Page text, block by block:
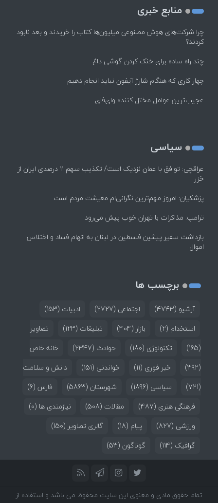
منابع خبری
چرا شرکت‌های هوش مصنوعی میلیون‌ها کتاب را خریدند و بعد نابود
کردند؟
چند راه‌ ساده برای خنک کردن گوشی داغ
چهار کاری که هنگام شارژ آیفون نباید انجام دهیم
عجیب‌ترین عوامل مختل کننده وای‌فای
سیاسی
عراقچی: توافق با عمان نزدیک است/ تکذیب سهم ۱۱ درصدی ایران از
خزر
پزشکیان: امروز مهم‌ترین نگرانی‌ام معیشت مردم است
ترامپ: مذاکرات با تهران خوب پیش می‌رود
بازداشت سفیر پیشین فلسطین در لبنان به اتهام فساد و اختلاس
اموال
برچسب ها
آرشیو (4743) اجتماعی (2727) ادبیات (153)
استخدام (2) بازار (404) تبلیغات (123)
تصاویر
(165)
تکنولوژی (180) حوادث (2347)
خانه خاص
(392)
خبر فوری (11) خواندنی (151)
دانش و سلامت
(721)
سیاسی (1896) شهرستان (5863) فارس (6)
فرهنگی هنری (487) مقالات (508) نیازمندی ها (0)
ورزشی (827) پیام (18) گالری تصاویر (150)
گرافیک (114) گوناگون (53)
تمام حقوق مادی و معنوی این سایت محفوظ می باشد و استفاده از